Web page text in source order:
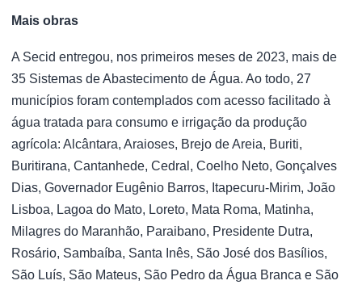
Mais obras
A Secid entregou, nos primeiros meses de 2023, mais de
35 Sistemas de Abastecimento de Água. Ao todo, 27
municípios foram contemplados com acesso facilitado à
água tratada para consumo e irrigação da produção
agrícola: Alcântara, Araioses, Brejo de Areia, Buriti,
Buritirana, Cantanhede, Cedral, Coelho Neto, Gonçalves
Dias, Governador Eugênio Barros, Itapecuru-Mirim, João
Lisboa, Lagoa do Mato, Loreto, Mata Roma, Matinha,
Milagres do Maranhão, Paraibano, Presidente Dutra,
Rosário, Sambaíba, Santa Inês, São José dos Basílios,
São Luís, São Mateus, São Pedro da Água Branca e São